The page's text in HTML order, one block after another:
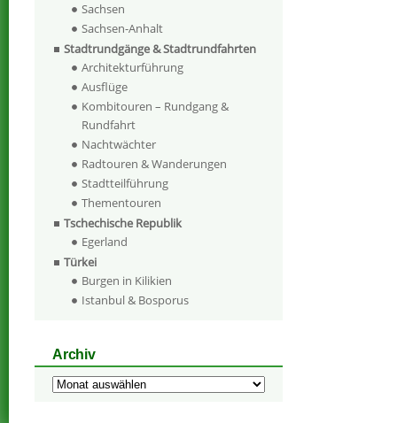
Sachsen
Sachsen-Anhalt
Stadtrundgänge & Stadtrundfahrten
Architekturführung
Ausflüge
Kombitouren – Rundgang &
Rundfahrt
Nachtwächter
Radtouren & Wanderungen
Stadtteilführung
Thementouren
Tschechische Republik
Egerland
Türkei
Burgen in Kilikien
Istanbul & Bosporus
Archiv
Archiv